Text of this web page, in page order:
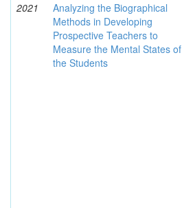
2021
Analyzing the Biographical
Methods in Developing
Prospective Teachers to
Measure the Mental States of
the Students